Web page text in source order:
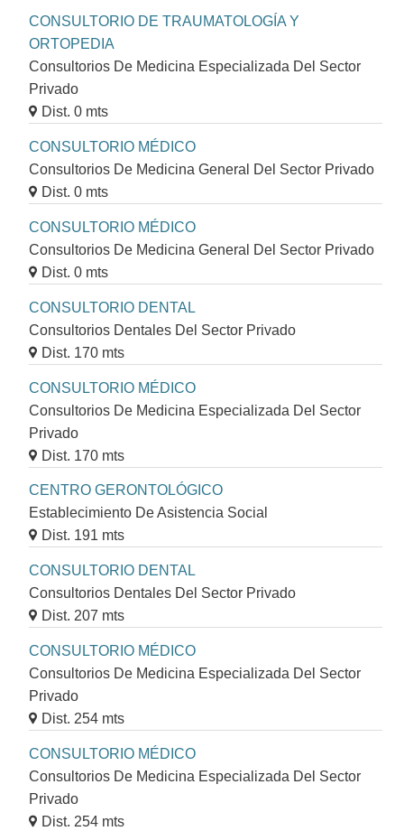
CONSULTORIO DE TRAUMATOLOGÍA Y
ORTOPEDIA
Consultorios De Medicina Especializada Del Sector
Privado
Dist. 0 mts
CONSULTORIO MÉDICO
Consultorios De Medicina General Del Sector Privado
Dist. 0 mts
CONSULTORIO MÉDICO
Consultorios De Medicina General Del Sector Privado
Dist. 0 mts
CONSULTORIO DENTAL
Consultorios Dentales Del Sector Privado
Dist. 170 mts
CONSULTORIO MÉDICO
Consultorios De Medicina Especializada Del Sector
Privado
Dist. 170 mts
CENTRO GERONTOLÓGICO
Establecimiento De Asistencia Social
Dist. 191 mts
CONSULTORIO DENTAL
Consultorios Dentales Del Sector Privado
Dist. 207 mts
CONSULTORIO MÉDICO
Consultorios De Medicina Especializada Del Sector
Privado
Dist. 254 mts
CONSULTORIO MÉDICO
Consultorios De Medicina Especializada Del Sector
Privado
Dist. 254 mts